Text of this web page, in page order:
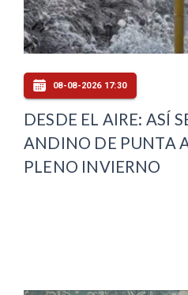
08-08-2026 17:30
DESDE EL AIRE: ASÍ
ANDINO DE PUNTA
PLENO INVIERNO